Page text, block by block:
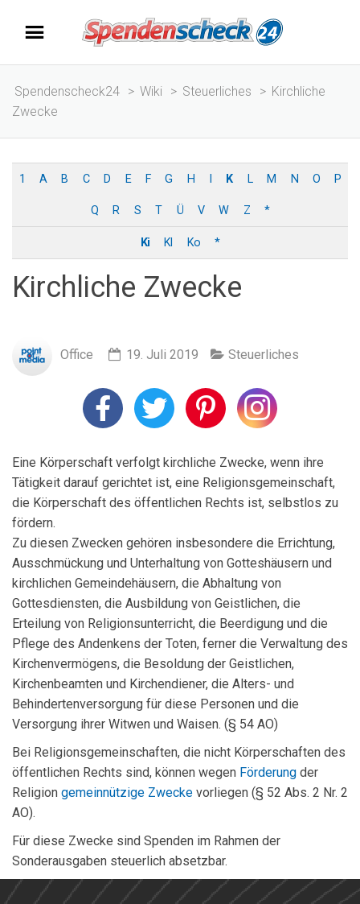
Spendenscheck24 > Wiki > Steuerliches > Kirchliche
Zwecke
1 A B C D E F G H K L M N O P
Q R S T Ü V W Z *
Ki Kl Ko *
Kirchliche Zwecke
Office 19. Juli 2019 Steuerliches
Eine Körperschaft verfolgt kirchliche Zwecke, wenn ihre
Tätigkeit darauf gerichtet ist, eine Religionsgemeinschaft,
die Körperschaft des öffentlichen Rechts ist, selbstlos zu
fördern.
Zu diesen Zwecken gehören insbesondere die Errichtung,
Ausschmückung und Unterhaltung von Gotteshäusern und
kirchlichen Gemeindehäusern, die Abhaltung von
Gottesdiensten, die Ausbildung von Geistlichen, die
Erteilung von Religionsunterricht, die Beerdigung und die
Pflege des Andenkens der Toten, ferner die Verwaltung des
Kirchenvermögens, die Besoldung der Geistlichen,
Kirchenbeamten und Kirchendiener, die Alters- und
Behindertenversorgung für diese Personen und die
Versorgung ihrer Witwen und Waisen. (§ 54 AO)
Bei Religionsgemeinschaften, die nicht Körperschaften des
öffentlichen Rechts sind, können wegen Förderung der
Religion gemeinnützige Zwecke vorliegen (§ 52 Abs. 2 Nr. 2
AO).
Für diese Zwecke sind Spenden im Rahmen der
Sonderausgaben steuerlich absetzbar.